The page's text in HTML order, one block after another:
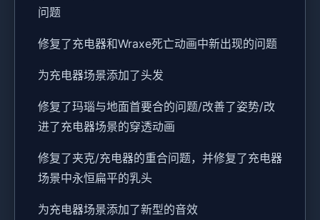
问题
修复了充电器和Wraxe死亡动画中新出现的问题
为充电器场景添加了头发
修复了玛瑙与地面首要合的问题/改善了姿势/改
进了充电器场景的穿透动画
修复了夹克/充电器的重合问题，并修复了充电器
场景中永恒扁平的乳头
为充电器场景添加了新型的音效